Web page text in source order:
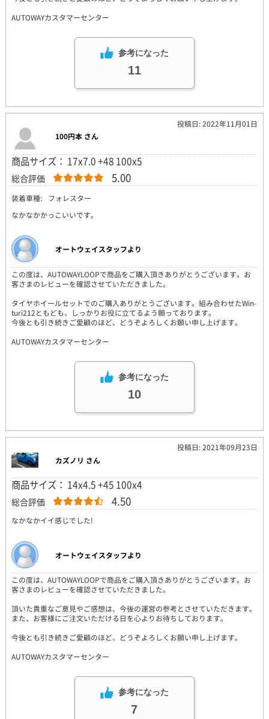
AUTOWAYカスタマーセンター
参考になった
11
投稿日: 2022年11月01日
100円本 さん
商品サイズ： 17x7.0 +48 100x5
総合評価 5.00
装着車種:
フォレスター
なかなかかっこいいです。
オートウェイスタッフより
この度は、AUTOWAYLOOPで商品をご購入頂きありがとうございます。お
客さまのレビューを確認させていただきました。
タイヤホイールセットでのご購入ありがとうございます。組み合わせたWin-
turi212ともども、しっかりお役に立てるよう願っております。
今後とも引き続きご愛顧のほど、どうぞよろしくお願い申し上げます。
AUTOWAYカスタマーセンター
参考になった
10
投稿日: 2021年09月23日
カズノリ さん
商品サイズ： 14x4.5 +45 100x4
総合評価 4.50
なかなかイイ感じでした!
オートウェイスタッフより
この度は、AUTOWAYLOOPで商品をご購入頂きありがとうございます。お
客さまのレビューを確認させていただきました。
頂いた貴重なご意見やご感想は、今後の運営の参考とさせていただきます。
また、お客様にご注文いただける日を心よりお待ちしております。
今後とも引き続きご愛顧のほど、どうぞよろしくお願い申し上げます。
AUTOWAYカスタマーセンター
参考になった
7